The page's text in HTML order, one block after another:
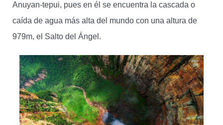
Anuyan-tepui, pues en él se encuentra la cascada o
caída de agua más alta del mundo con una altura de
979m, el Salto del Ángel.